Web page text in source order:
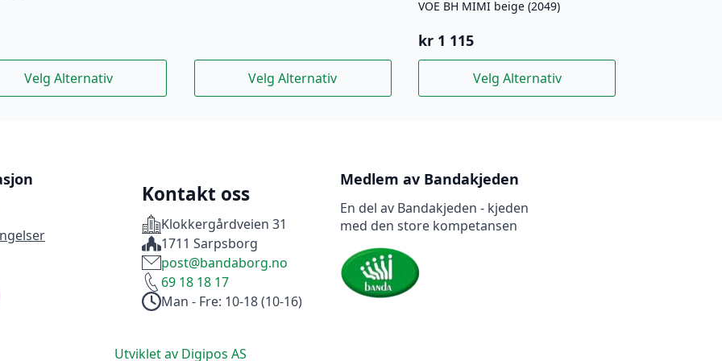
Velg Alternativ Velg Alternativ
Dette
produktet
har
velges
produktsiden
VOE BH MIMI beige (2049)
kr 1 115
Velg Alternativ
Dette
produktet
har
kan
på
produktsiden
Kontakt oss
Klokkergårdveien 31
1711 Sarpsborg
post@bandaborg.no
69 18 18 17
Man - Fre: 10-18 (10-16)
Medlem av Bandakjeden
En del av Bandakjeden - kjeden
med den store kompetansen
Utviklet av Digipos AS